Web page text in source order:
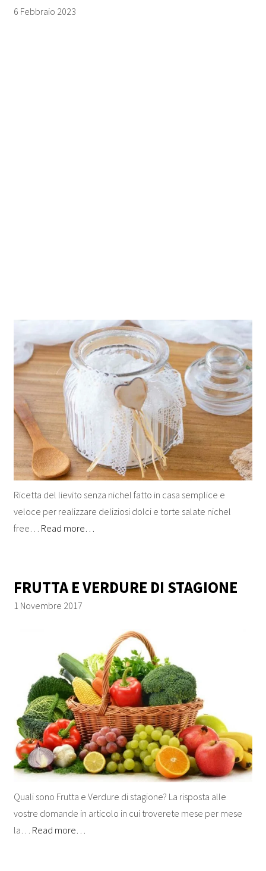
6 Febbraio 2023
Ricetta del lievito senza nichel fatto in casa semplice e
veloce per realizzare deliziosi dolci e torte salate nichel
free… Read more…
FRUTTA E VERDURE DI STAGIONE
1 Novembre 2017
Quali sono Frutta e Verdure di stagione? La risposta alle
vostre domande in articolo in cui troverete mese per mese
la… Read more…